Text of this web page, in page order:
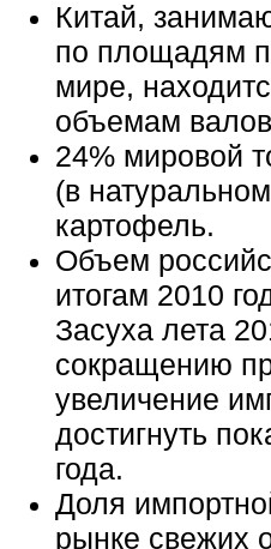
Китай,
по площадям
мире,
объемам
24% мировой
(в
картофель.
Объем
итогам 2010
Засуха лета
сокращению
увеличение
достигнуть
года.
Доля
рынке свежих